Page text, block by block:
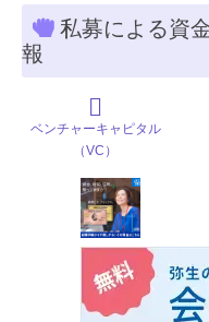
私募による資
報
ベンチャーキャピタル
（VC）